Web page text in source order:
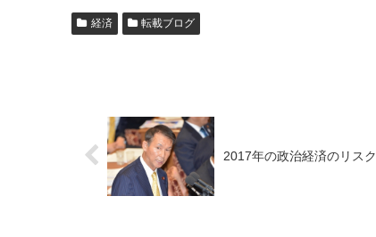
経済 転載ブログ
2017年の政治経済のリスク